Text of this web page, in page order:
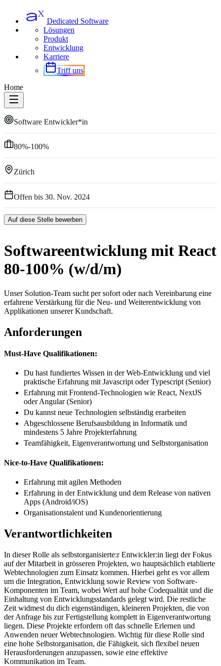
Dedicated Software
Lösungen
Produkt
Entwicklung
Karriere
Triff uns
Home
Software Entwickler*in
80%-100%
Zürich
Offen bis 30. Nov. 2024
Auf diese Stelle bewerben
Softwareentwicklung mit React
80-100% (w/d/m)
Unser Solution-Team sucht per sofort oder nach Vereinbarung eine
erfahrene Verstärkung für die Neu- und Weiterentwicklung von
Applikationen unserer Kundschaft.
Anforderungen
Must-Have Qualifikationen:
Du hast fundiertes Wissen in der Web-Entwicklung und viel
praktische Erfahrung mit Javascript oder Typescript (Senior)
Erfahrung mit Frontend-Technologien wie React, NextJS
oder Angular (Senior)
Du kannst neue Technologien selbständig erarbeiten
Abgeschlossene Berufsausbildung in Informatik und
mindestens 5 Jahre Projekterfahrung
Teamfähigkeit, Eigenverantwortung und Selbstorganisation
Nice-to-Have Qualifikationen:
Erfahrung mit agilen Methoden
Erfahrung in der Entwicklung und dem Release von nativen
Apps (Android/iOS)
Organisationstalent und Kundenorientierung
Verantwortlichkeiten
In dieser Rolle als selbstorganisierte:r Entwickler:in liegt der Fokus
auf der Mitarbeit in grösseren Projekten, wo hauptsächlich etablierte
Webtechnologien zum Einsatz kommen. Hierbei geht es vor allem
um die Integration, Entwicklung sowie Review von Software-
Komponenten im Team, wobei Wert auf hohe Codequalität und die
Einhaltung von Entwicklungsstandards gelegt wird. Die restliche
Zeit widmest du dich eigenständigen, kleineren Projekten, die von
der Anfrage bis zur Fertigstellung komplett in Eigenverantwortung
liegen. Diese Projekte erfordern oft das schnelle Erlernen und
Anwenden neuer Webtechnologien. Wichtig für diese Rolle sind
eine hohe Selbstorganisation, die Fähigkeit, sich flexibel neuen
Herausforderungen anzupassen, sowie eine effektive
Kommunikation im Team.